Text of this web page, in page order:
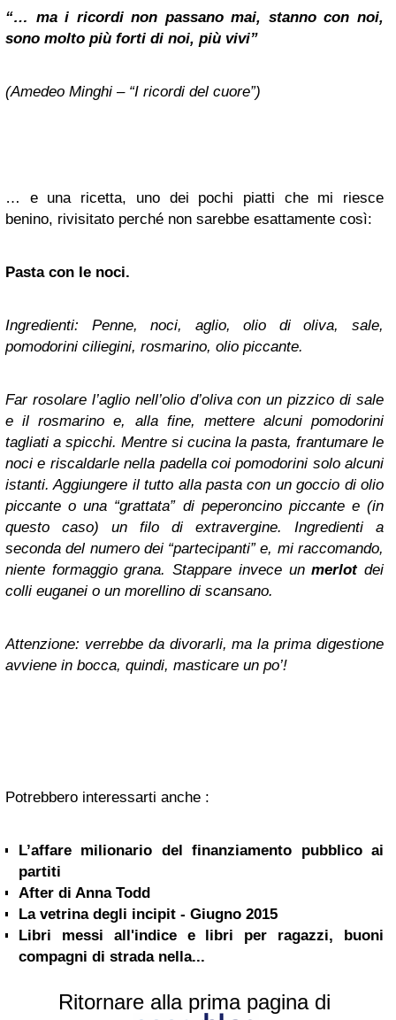
“… ma i ricordi non passano mai, stanno con noi,
sono molto più forti di noi, più vivi”
(Amedeo Minghi – “I ricordi del cuore”)
… e una ricetta, uno dei pochi piatti che mi riesce
benino, rivisitato perché non sarebbe esattamente così:
Pasta con le noci.
Ingredienti: Penne, noci, aglio, olio di oliva, sale,
pomodorini ciliegini, rosmarino, olio piccante.
Far rosolare l’aglio nell’olio d’oliva con un pizzico di sale
e il rosmarino e, alla fine, mettere alcuni pomodorini
tagliati a spicchi. Mentre si cucina la pasta, frantumare le
noci e riscaldarle nella padella coi pomodorini solo alcuni
istanti. Aggiungere il tutto alla pasta con un goccio di olio
piccante o una “grattata” di peperoncino piccante e (in
questo caso) un filo di extravergine. Ingredienti a
seconda del numero dei “partecipanti” e, mi raccomando,
niente formaggio grana. Stappare invece unmerlotdei
colli euganei o un morellino di scansano.
Attenzione: verrebbe da divorarli, ma la prima digestione
avviene in bocca, quindi, masticare un po’!
Potrebbero interessarti anche :
L’affare milionario del finanziamento pubblico ai
partiti
After di Anna Todd
La vetrina degli incipit - Giugno 2015
Libri messi all'indice e libri per ragazzi, buoni
compagni di strada nella...
Ritornare alla prima pagina di